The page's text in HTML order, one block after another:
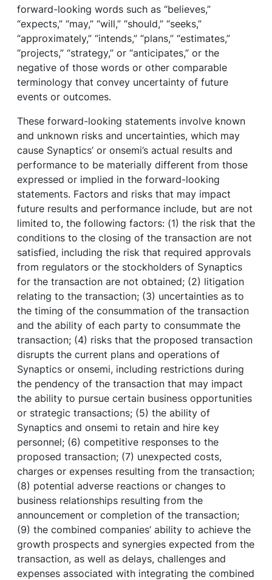
forward-looking words such as “believes,”
“expects,” “may,” “will,” “should,” “seeks,”
“approximately,” “intends,” “plans,” “estimates,”
“projects,” “strategy,” or “anticipates,” or the
negative of those words or other comparable
terminology that convey uncertainty of future
events or outcomes.
These forward-looking statements involve known
and unknown risks and uncertainties, which may
cause Synaptics’ or onsemi’s actual results and
performance to be materially different from those
expressed or implied in the forward-looking
statements. Factors and risks that may impact
future results and performance include, but are not
limited to, the following factors: (1) the risk that the
conditions to the closing of the transaction are not
satisfied, including the risk that required approvals
from regulators or the stockholders of Synaptics
for the transaction are not obtained; (2) litigation
relating to the transaction; (3) uncertainties as to
the timing of the consummation of the transaction
and the ability of each party to consummate the
transaction; (4) risks that the proposed transaction
disrupts the current plans and operations of
Synaptics or onsemi, including restrictions during
the pendency of the transaction that may impact
the ability to pursue certain business opportunities
or strategic transactions; (5) the ability of
Synaptics and onsemi to retain and hire key
personnel; (6) competitive responses to the
proposed transaction; (7) unexpected costs,
charges or expenses resulting from the transaction;
(8) potential adverse reactions or changes to
business relationships resulting from the
announcement or completion of the transaction;
(9) the combined companies’ ability to achieve the
growth prospects and synergies expected from the
transaction, as well as delays, challenges and
expenses associated with integrating the combined